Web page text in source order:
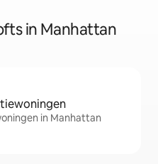
in Manhattan
in Manhattan